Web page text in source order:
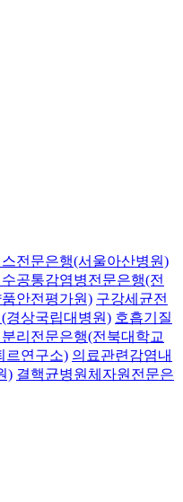
전문은행(서울아산병원)
공통감염병전문은행(전
안전평가원) 구강세균전
경상국립대병원) 호흡기질
리전문은행(전북대학교
르연구소) 의료관련감염내
) 결핵균병원체자원전문은